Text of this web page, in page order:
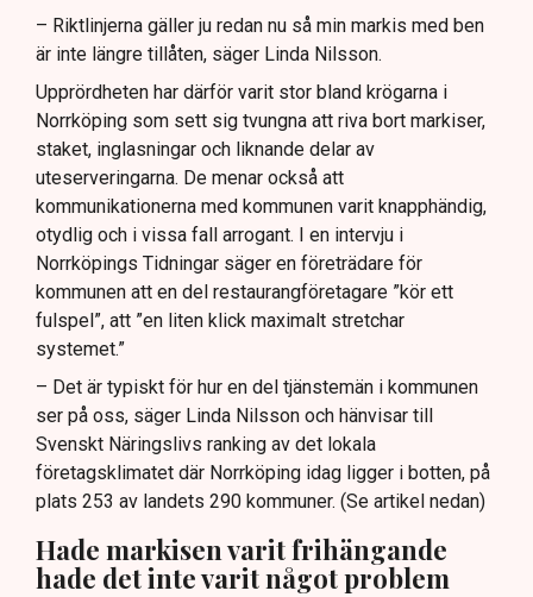
– Riktlinjerna gäller ju redan nu så min markis med ben
är inte längre tillåten, säger Linda Nilsson.
Upprördheten har därför varit stor bland krögarna i
Norrköping som sett sig tvungna att riva bort markiser,
staket, inglasningar och liknande delar av
uteserveringarna. De menar också att
kommunikationerna med kommunen varit knapphändig,
otydlig och i vissa fall arrogant. I en intervju i
Norrköpings Tidningar säger en företrädare för
kommunen att en del restaurangföretagare ”kör ett
fulspel”, att ”en liten klick maximalt stretchar
systemet.”
– Det är typiskt för hur en del tjänstemän i kommunen
ser på oss, säger Linda Nilsson och hänvisar till
Svenskt Näringslivs ranking av det lokala
företagsklimatet där Norrköping idag ligger i botten, på
plats 253 av landets 290 kommuner. (Se artikel nedan)
Hade markisen varit frihängande
hade det inte varit något problem